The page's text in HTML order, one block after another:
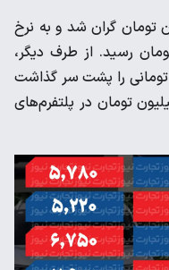
به روز گذشته 10 میلیون تومان گران شد و به نرخ
و 750 میلیون تومان رسید. از طرف دیگر،
بهای 10 میلیون تومانی را پشت سر گذاشت
با نرخ هفت میلیارد و 900 میلیون تومان در پلتفرم‌های